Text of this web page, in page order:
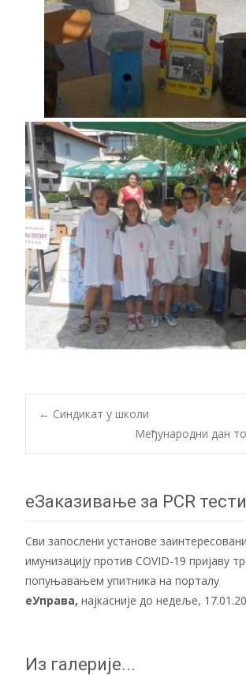
Post
← Синдикат у школи
Међународни дан
еЗаказивање за PCR
Сви запослени установе
имунизацију против COVID-19 пријаву
попуњавањем упитника на порталу
еУправа, најкасније до недеље,
Из галерије...